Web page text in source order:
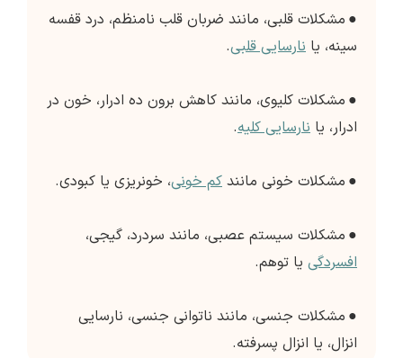
● مشکلات قلبی، مانند ضربان قلب نامنظم، درد قفسه
سینه، یا نارسایی قلبی.
● مشکلات کلیوی، مانند کاهش برون ده ادرار، خون در
ادرار، یا نارسایی کلیه.
● مشکلات خونی مانند کم خونی، خونریزی یا کبودی.
● مشکلات سیستم عصبی، مانند سردرد، گیجی،
افسردگی یا توهم.
● مشکلات جنسی، مانند ناتوانی جنسی، نارسایی
انزال، یا انزال پسرفته.